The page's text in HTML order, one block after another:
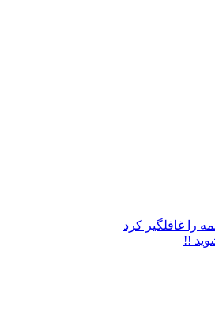
را غافلگیر کرد
!!